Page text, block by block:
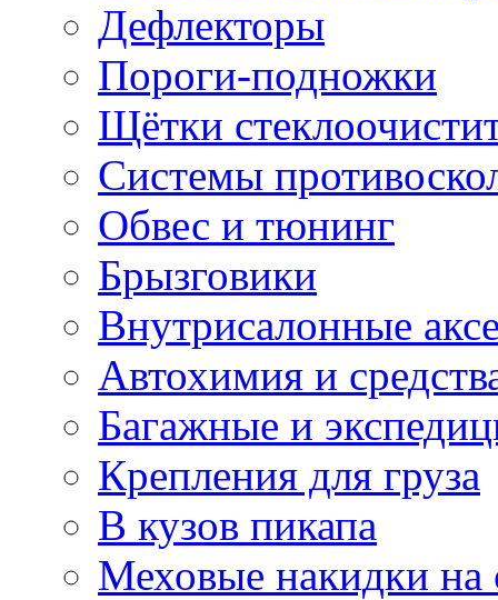
Дефлекторы
Пороги-подножки
Щётки
Системы
Обвес и тюнинг
Брызговики
Внутрисалонные
Автохимия и
Багажные и
Крепления для груза
В кузов пикапа
Меховые накидки на